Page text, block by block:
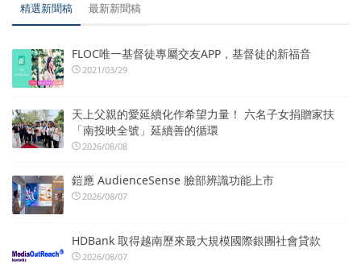
精選新聞稿 最新新聞稿
FLOC唯一基督徒專屬交友APP，基督徒的新福音
2021/03/29
天上父親的愛延續化作希望力量！ 六名子女捐贈家扶
「南投映全號」延續善的循環
2026/08/08
鎧應 AudienceSense 臉部辨識功能上市
2026/08/07
HDBank 取得越南歷來最大規模國際銀團社會貸款
2026/08/07